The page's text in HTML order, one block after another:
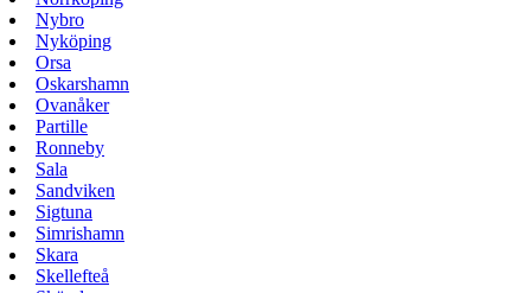
Nybro
Nyköping
Orsa
Oskarshamn
Ovanåker
Partille
Ronneby
Sala
Sandviken
Sigtuna
Simrishamn
Skara
Skellefteå